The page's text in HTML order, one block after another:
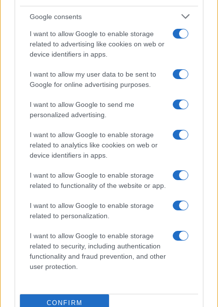
Google consents
I want to allow Google to enable storage
related to advertising like cookies on web or
device identifiers in apps.
I want to allow my user data to be sent to
Google for online advertising purposes.
I want to allow Google to send me
personalized advertising.
I want to allow Google to enable storage
related to analytics like cookies on web or
device identifiers in apps.
I want to allow Google to enable storage
related to functionality of the website or app.
I want to allow Google to enable storage
related to personalization.
I want to allow Google to enable storage
related to security, including authentication
functionality and fraud prevention, and other
user protection.
CONFIRM
Organizar una cocina pequeña: ideas low-cost y
eficientes
María Vázquez · 10 Ago 2026
CONSEJOS DE COCINA
Certificación oficial para cocineras tradicionales de
María Vázquez · 10 Ago 2026
SALUD Y ALIMENTACIÓN